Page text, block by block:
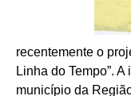
recentemente o
Linha do Tempo”.
município da